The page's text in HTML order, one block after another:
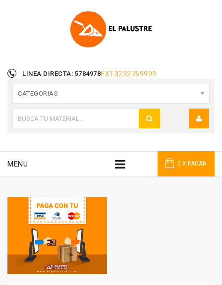
LINEA DIRECTA: 5784978EXT3232769999
CATEGORIAS
0 X PAGAR
MENU